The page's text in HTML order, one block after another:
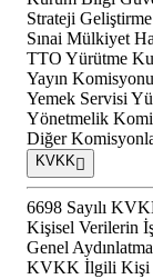
Strateji
Sınai Mülkiyet
TTO Yürütme
Yayın Komisyonu
Yemek Servisi
Yönetmelik
Diğer
KVKK
6698 Sayılı
Kişisel Verilerin
Genel
KVKK İlgili Kişi